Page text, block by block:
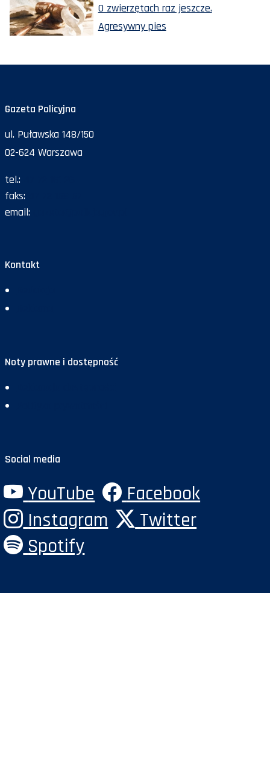
O zwierzętach raz jeszcze.
Agresywny pies
Gazeta Policyjna
ul. Puławska 148/150
02-624 Warszawa
tel.:
faks:
email:
Kontakt
Noty prawne i dostępność
Social media
YouTube
Facebook
Instagram
Twitter
Spotify